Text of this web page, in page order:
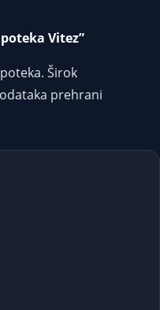
Vitez”
Širok
prehrani